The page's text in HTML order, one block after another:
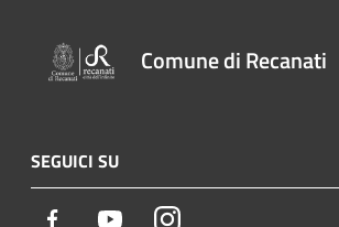
Comune di Recanati
SEGUICI SU
Facebook YoutubeInstagram